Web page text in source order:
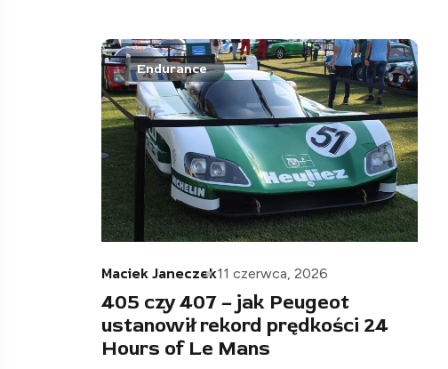
Endurance
Maciek Janeczek11 czerwca, 2026
405 czy 407 – jak Peugeot
ustanowił rekord prędkości 24
Hours of Le Mans